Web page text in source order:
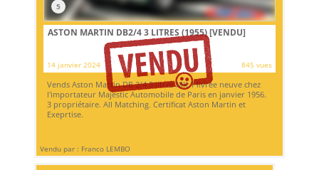
5
ASTON MARTIN DB2/4 3 LITRES (1955)[VENDU]
14 janvier 2024 845 vues
Vends Aston Martin DB 2/4 3 litres MK 1 livrée neuve chez
l'importateur Majestic Automobile de Paris en janvier 1956.
3 propriétaire. All Matching. Certificat Aston Martin et
Exeprtise.
Vendu par : Franco LEMBO